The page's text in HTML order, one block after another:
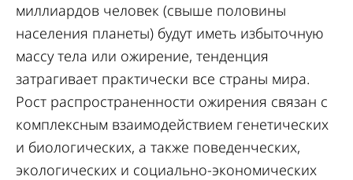
миллиардов человек (свыше половины
населения планеты) будут иметь избыточную
массу тела или ожирение, тенденция
затрагивает практически все страны мира.
Рост распространенности ожирения связан с
комплексным взаимодействием генетических
и биологических, а также поведенческих,
экологических и социально-экономических